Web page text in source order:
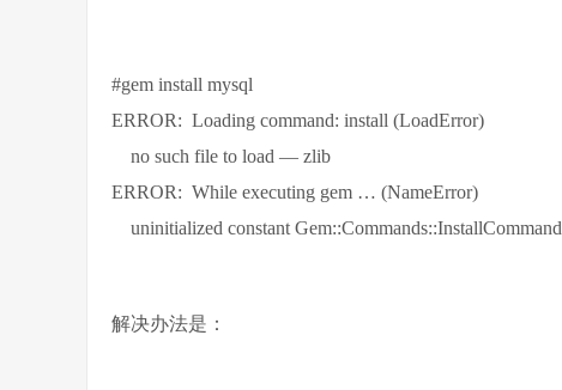
#gem install mysql
ERROR: Loading command: install (LoadError)
no such file to load — zlib
ERROR: While executing gem … (NameError)
uninitialized constant Gem::Commands::InstallCommand
解决办法是：